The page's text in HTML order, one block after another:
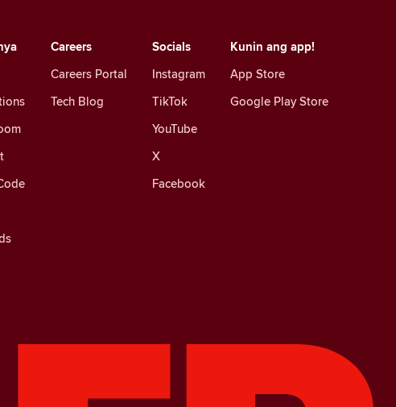
Socials
Instagram
TikTok
YouTube
X
Facebook
Careers
Careers Portal
Tech Blog
Kunin ang app!
App Store
Google Play Store